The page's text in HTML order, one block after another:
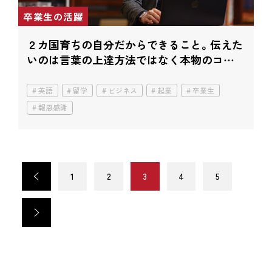
卒業生の活躍
２カ国育ちの自分だからできること。伝えた
いのは言葉の上達方法ではなく本物のコミ
英語 留学 ビジネス 起業
卒業生
報恩感謝
< 1 2 3 4 5
>